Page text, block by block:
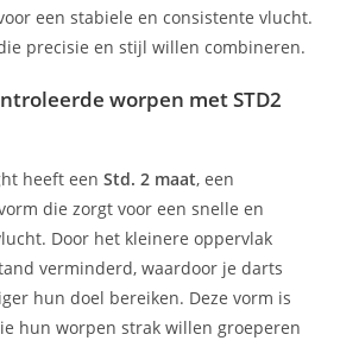
een stabiele en consistente vlucht.
precisie en stijl willen combineren.
worpen met STD2
heeft eenStd. 2 maat, een
die zorgt voor een snelle en
Door het kleinere oppervlak
verminderd, waardoor je darts
hun doel bereiken. Deze vorm is
hun worpen strak willen groeperen